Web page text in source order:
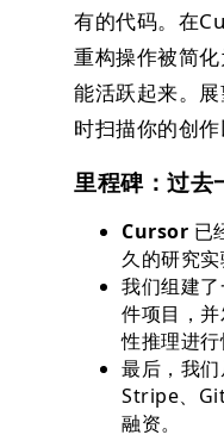
有的代码。在
重构操作被简
能活跃起来。
时扫描你的创
里程碑：过去
Cursor 已
久的研究实
我们组建
件项目，
性推理进行
最后，我
Stripe、
融资。